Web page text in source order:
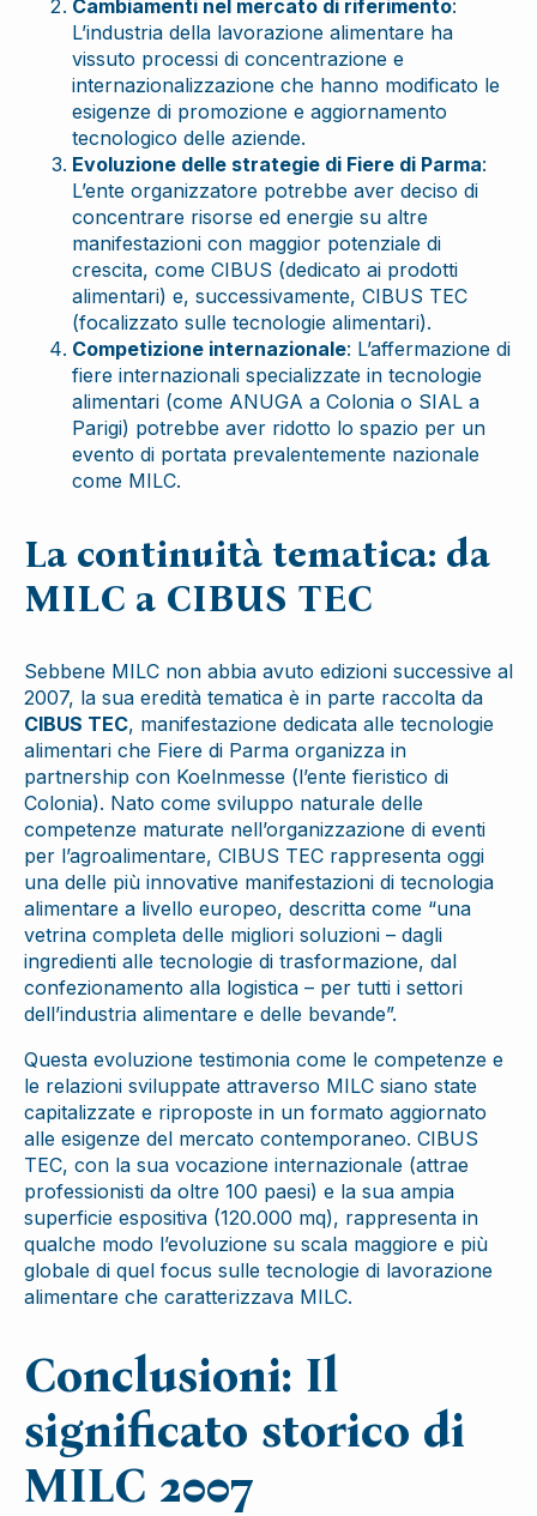
Cambiamenti nel mercato di riferimento:
L’industria della lavorazione alimentare ha
vissuto processi di concentrazione e
internazionalizzazione che hanno modificato le
esigenze di promozione e aggiornamento
tecnologico delle aziende.
Evoluzione delle strategie di Fiere di Parma:
L’ente organizzatore potrebbe aver deciso di
concentrare risorse ed energie su altre
manifestazioni con maggior potenziale di
crescita, come CIBUS (dedicato ai prodotti
alimentari) e, successivamente, CIBUS TEC
(focalizzato sulle tecnologie alimentari).
Competizione internazionale: L’affermazione di
fiere internazionali specializzate in tecnologie
alimentari (come ANUGA a Colonia o SIAL a
Parigi) potrebbe aver ridotto lo spazio per un
evento di portata prevalentemente nazionale
come MILC.
La continuità tematica: da
MILC a CIBUS TEC
Sebbene MILC non abbia avuto edizioni successive al
2007, la sua eredità tematica è in parte raccolta da
CIBUS TEC, manifestazione dedicata alle tecnologie
alimentari che Fiere di Parma organizza in
partnership con Koelnmesse (l’ente fieristico di
Colonia). Nato come sviluppo naturale delle
competenze maturate nell’organizzazione di eventi
per l’agroalimentare, CIBUS TEC rappresenta oggi
una delle più innovative manifestazioni di tecnologia
alimentare a livello europeo, descritta come “una
vetrina completa delle migliori soluzioni – dagli
ingredienti alle tecnologie di trasformazione, dal
confezionamento alla logistica – per tutti i settori
dell’industria alimentare e delle bevande”.
Questa evoluzione testimonia come le competenze e
le relazioni sviluppate attraverso MILC siano state
capitalizzate e riproposte in un formato aggiornato
alle esigenze del mercato contemporaneo. CIBUS
TEC, con la sua vocazione internazionale (attrae
professionisti da oltre 100 paesi) e la sua ampia
superficie espositiva (120.000 mq), rappresenta in
qualche modo l’evoluzione su scala maggiore e più
globale di quel focus sulle tecnologie di lavorazione
alimentare che caratterizzava MILC.
Conclusioni: Il
significato storico di
MILC 2007